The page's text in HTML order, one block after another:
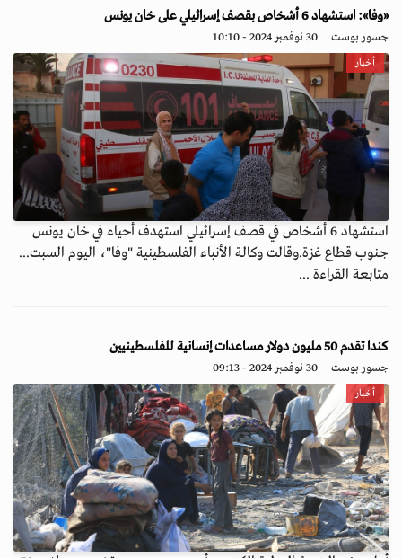
«وفا»: استشهاد 6 أشخاص بقصف إسرائيلي على خان يونس
جسور بوست 30 نوفمبر 2024 - 10:10
أخبار
استشهاد 6 أشخاص في قصف إسرائيلي استهدف أحياء في خان يونس
جنوب قطاع غزة.وقالت وكالة الأنباء الفلسطينية "وفا"، اليوم السبت...
متابعة القراءة ...
كندا تقدم 50 مليون دولار مساعدات إنسانية للفلسطينيين
جسور بوست 30 نوفمبر 2024 - 09:13
أخبار